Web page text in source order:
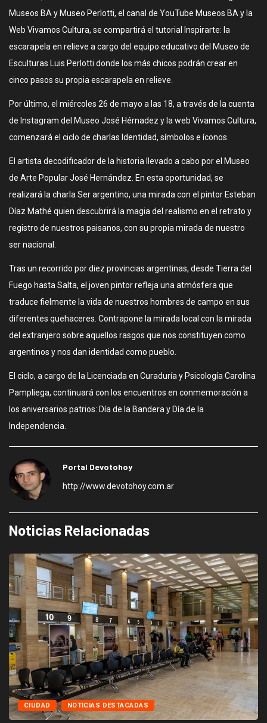
Museos BA y Museo Perlotti, el canal de YouTube Museos BA y la
Web Vivamos Cultura, se compartirá el tutorial Inspirarte: la
escarapela en relieve a cargo del equipo educativo del Museo de
Esculturas Luis Perlotti donde los más chicos podrán crear en
cinco pasos su propia escarapela en relieve.
Por último, el miércoles 26 de mayo a las 18, a través de la cuenta
de Instagram del Museo José Hérnadez y la web Vivamos Cultura,
comenzará el ciclo de charlas Identidad, símbolos e íconos.
El artista decodificador de la historia llevado a cabo por el Museo
de Arte Popular José Hernández. En esta oportunidad, se
realizará la charla Ser argentino, una mirada con el pintor Esteban
Díaz Mathé quien descubrirá la magia del realismo en el retrato y
registro de nuestros paisanos, con su propia mirada de nuestro
ser nacional.
Tras un recorrido por diez provincias argentinas, desde Tierra del
Fuego hasta Salta, el joven pintor refleja una atmósfera que
traduce fielmente la vida de nuestros hombres de campo en sus
diferentes quehaceres. Contrapone la mirada local con la mirada
del extranjero sobre aquellos rasgos que nos constituyen como
argentinos y nos dan identidad como pueblo.
El ciclo, a cargo de la Licenciada en Curaduría y Psicología Carolina
Pampliega, continuará con los encuentros en conmemoración a
los aniversarios patrios: Día de la Bandera y Día de la
Independencia.
Portal Devotohoy
http://www.devotohoy.com.ar
Noticias Relacionadas
CIUDAD NOTICIAS DESTACADAS